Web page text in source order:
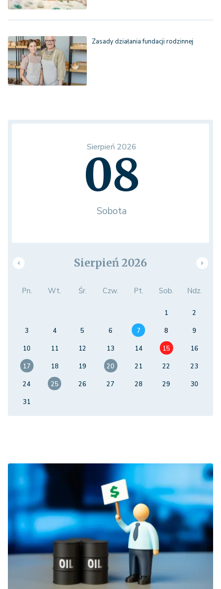
Zasady działania fundacji rodzinnej
Sierpień 2026
08
Sobota
Sierpień 2026
Pn. Wt. Śr. Czw. Pt. Sob. Ndz.
1
2
3
4 5 6 7 8
9
10
11 12 13 14 15
16
17
18 19 20 21 22
23
24
25 26 27 28 29
30
31